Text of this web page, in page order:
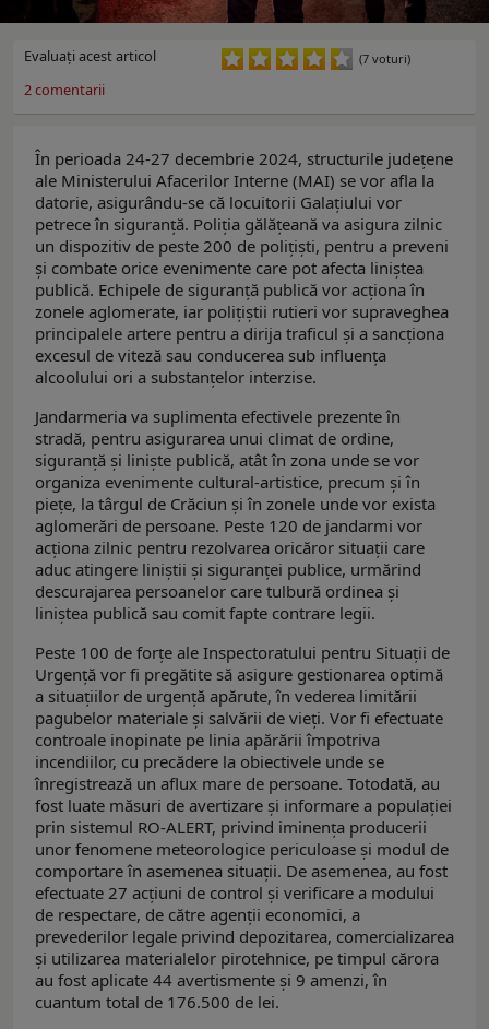
Evaluaţi acest articol (7 voturi)
2comentarii
În perioada 24-27 decembrie 2024, structurile județene
ale Ministerului Afacerilor Interne (MAI) se vor afla la
datorie, asigurându-se că locuitorii Galațiului vor
petrece în siguranță. Poliția gălăţeană va asigura zilnic
un dispozitiv de peste 200 de polițiști, pentru a preveni
și combate orice evenimente care pot afecta liniștea
publică. Echipele de siguranță publică vor acționa în
zonele aglomerate, iar polițiștii rutieri vor supraveghea
principalele artere pentru a dirija traficul și a sancționa
excesul de viteză sau conducerea sub influența
alcoolului ori a substanțelor interzise.
Jandarmeria va suplimenta efectivele prezente în
stradă, pentru asigurarea unui climat de ordine,
siguranță și liniște publică, atât în zona unde se vor
organiza evenimente cultural-artistice, precum și în
piețe, la târgul de Crăciun și în zonele unde vor exista
aglomerări de persoane. Peste 120 de jandarmi vor
acționa zilnic pentru rezolvarea oricăror situații care
aduc atingere liniștii și siguranței publice, urmărind
descurajarea persoanelor care tulbură ordinea și
liniștea publică sau comit fapte contrare legii.
Peste 100 de forțe ale Inspectoratului pentru Situații de
Urgență vor fi pregătite să asigure gestionarea optimă
a situațiilor de urgență apărute, în vederea limitării
pagubelor materiale și salvării de vieți. Vor fi efectuate
controale inopinate pe linia apărării împotriva
incendiilor, cu precădere la obiectivele unde se
înregistrează un aflux mare de persoane. Totodată, au
fost luate măsuri de avertizare și informare a populației
prin sistemul RO-ALERT, privind iminența producerii
unor fenomene meteorologice periculoase și modul de
comportare în asemenea situații. De asemenea, au fost
efectuate 27 acțiuni de control și verificare a modului
de respectare, de către agenții economici, a
prevederilor legale privind depozitarea, comercializarea
și utilizarea materialelor pirotehnice, pe timpul cărora
au fost aplicate 44 avertismente și 9 amenzi, în
cuantum total de 176.500 de lei.